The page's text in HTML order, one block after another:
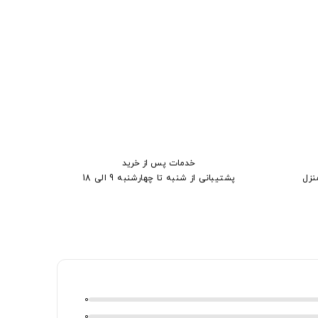
خدمات پس از خرید
پشتیبانی از شنبه تا چهارشنبه 9 الی 18
0